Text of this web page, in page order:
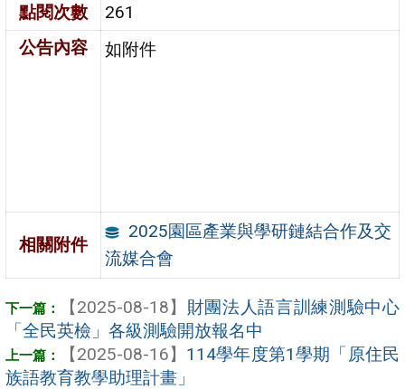
點閱次數
261
公告內容
如附件
相關附件
2025園區產業與學研鏈結合作及交
流媒合會
【2025-08-18】 財團法人語言訓練測驗中心
「全民英檢」各級測驗開放報名中
【2025-08-16】 114學年度第1學期「原住民
族語教育教學助理計畫」